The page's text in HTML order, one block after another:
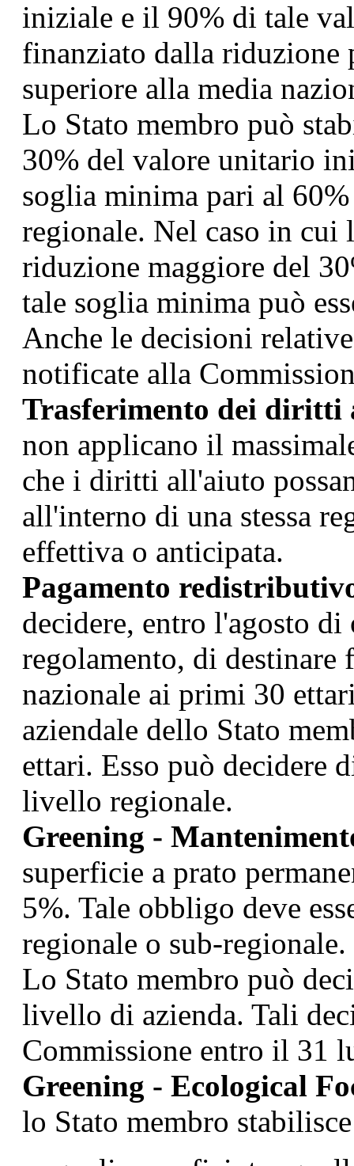
iniziale e il 90% di tale
finanziato dalla riduzione
superiore alla media
Lo Stato membro può
30% del valore unitario
soglia minima pari al
regionale. Nel caso in
riduzione maggiore del
tale soglia minima può
Anche le decisioni
notificate alla
Trasferimento dei
non applicano il
che i diritti all'aiuto
all'interno di una stessa
effettiva o anticipata.
Pagamento
decidere, entro l'agosto
regolamento, di destinare
nazionale ai primi 30
aziendale dello Stato
ettari. Esso può decidere
livello regionale.
Greening -
superficie a prato
5%. Tale obbligo deve
regionale o sub-regionale.
Lo Stato membro può
livello di azienda. Tali
Commissione entro il 31
Greening - Ecological
lo Stato membro